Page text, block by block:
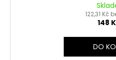
122,31 Kč
148
DO